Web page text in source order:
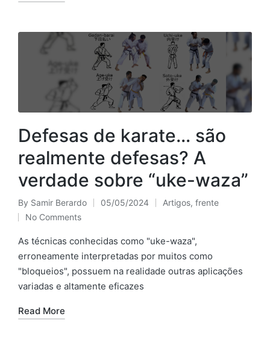
Defesas de karate… são
realmente defesas? A
verdade sobre “uke-waza”
Posted
by
By Samir Berardo 05/05/2024
Posted
Artigos, frente
No Comments
As técnicas conhecidas como "uke-waza",
erroneamente interpretadas por muitos como
"bloqueios", possuem na realidade outras aplicações
variadas e altamente eficazes
Read More